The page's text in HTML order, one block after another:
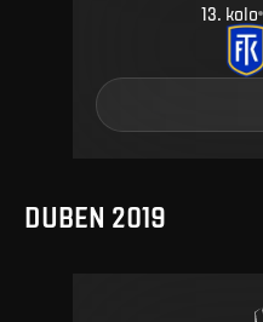
13 kolo
DUBEN 2019